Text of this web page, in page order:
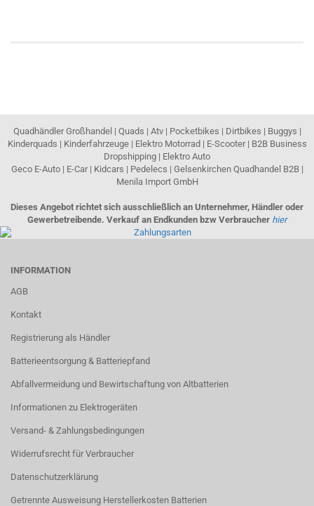
Quadhändler Großhandel | Quads | Atv | Pocketbikes | Dirtbikes | Buggys |
Kinderquads | Kinderfahrzeuge | Elektro Motorrad | E-Scooter | B2B Business
Dropshipping | Elektro Auto
Geco E-Auto | E-Car | Kidcars | Pedelecs | Gelsenkirchen Quadhandel B2B |
Menila Import GmbH
Dieses Angebot richtet sich ausschließlich an Unternehmer, Händler oder
Gewerbetreibende. Verkauf an Endkunden bzw Verbraucher hier
INFORMATION
AGB
Kontakt
Registrierung als Händler
Batterieentsorgung & Batteriepfand
Abfallvermeidung und Bewirtschaftung von Altbatterien
Informationen zu Elektrogeräten
Versand- & Zahlungsbedingungen
Widerrufsrecht für Verbraucher
Datenschutzerklärung
Getrennte Ausweisung Herstellerkosten Batterien